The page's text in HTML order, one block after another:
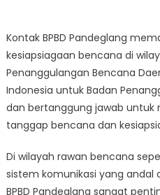
Kontak BPBD Pandeglang
kesiapsiagaan bencana di
Penanggulangan Bencana
Indonesia untuk Badan
dan bertanggung jawab untuk
tanggap bencana dan
Di wilayah rawan bencana
sistem komunikasi yang andal
BPBD Pandeglang sangat